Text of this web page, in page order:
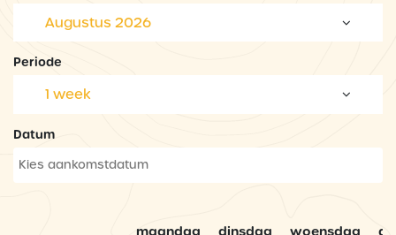
Augustus 2026
Periode
1 week
Datum
maandag
dinsdag
woensdag